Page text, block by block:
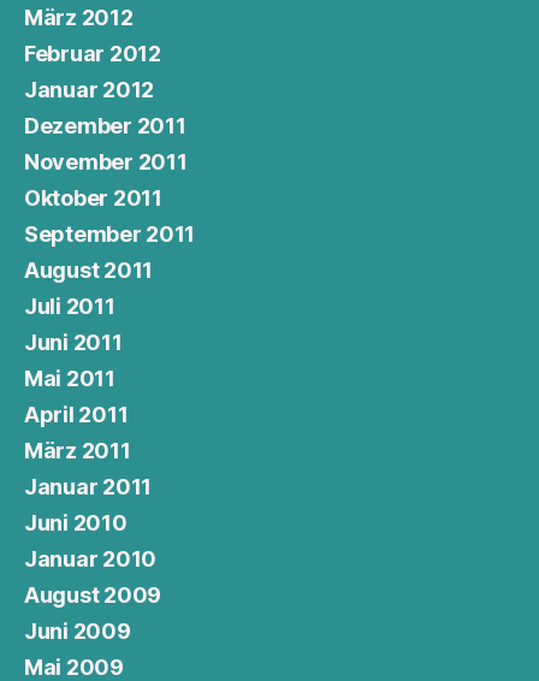
März 2012
Februar 2012
Januar 2012
Dezember 2011
November 2011
Oktober 2011
September 2011
August 2011
Juli 2011
Juni 2011
Mai 2011
April 2011
März 2011
Januar 2011
Juni 2010
Januar 2010
August 2009
Juni 2009
Mai 2009